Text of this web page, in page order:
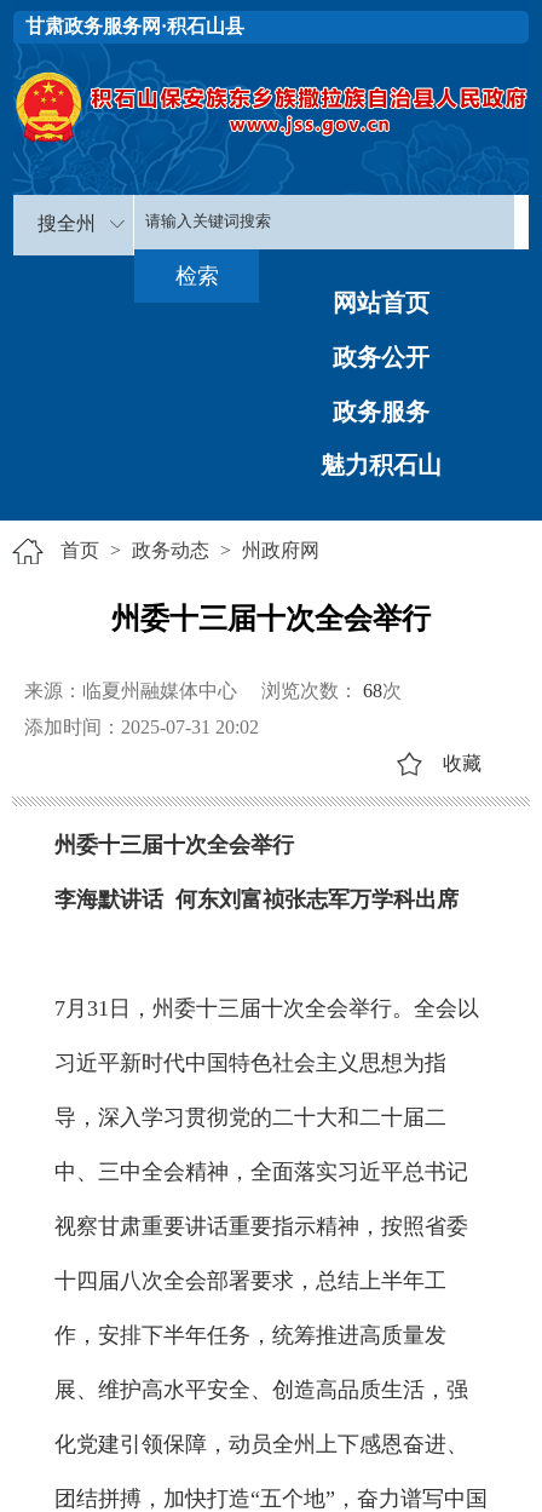
甘肃政务服务网·积石山县
搜全州
网站首页
政务公开
政务服务
魅力积石山
首页 > 政务动态 > 州政府网
州委十三届十次全会举行
来源：临夏州融媒体中心 浏览次数： 68次
添加时间：2025-07-31 20:02
收藏
州委十三届十次全会举行
李海默讲话 何东刘富祯张志军万学科出席
7月31日，州委十三届十次全会举行。全会以
习近平新时代中国特色社会主义思想为指
导，深入学习贯彻党的二十大和二十届二
中、三中全会精神，全面落实习近平总书记
视察甘肃重要讲话重要指示精神，按照省委
十四届八次全会部署要求，总结上半年工
作，安排下半年任务，统筹推进高质量发
展、维护高水平安全、创造高品质生活，强
化党建引领保障，动员全州上下感恩奋进、
团结拼搏，加快打造“五个地”，奋力谱写中国